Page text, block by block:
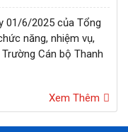
01/6/2025 của Tổng
năng, nhiệm vụ,
Cán bộ Thanh
Xem Thêm